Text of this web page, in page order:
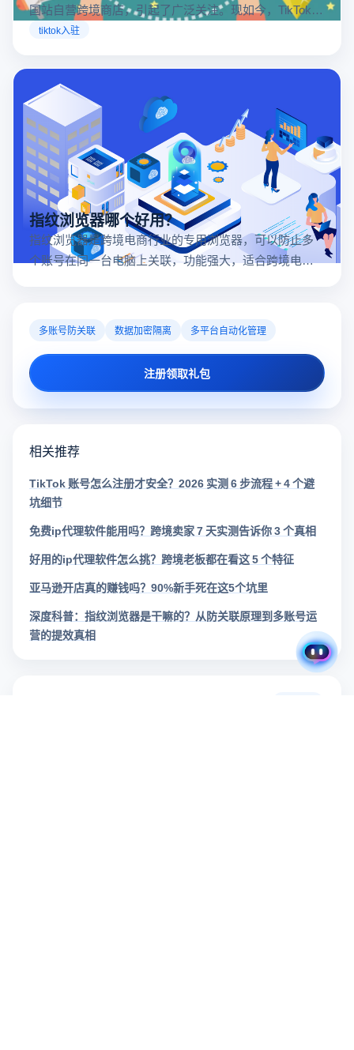
国站自营跨境商店，引起了广泛关注。现如今，TikTok商
店已覆盖美国、英国及东南亚地区，因此了解官方网站
tiktok入驻
指纹浏览器哪个好用？
指纹浏览器是跨境电商行业的专用浏览器，可以防止多
个账号在同一台电脑上关联，功能强大，适合跨境电商
多账号防关联 数据加密隔离 多平台自动化管理
注册领取礼包
相关推荐
TikTok 账号怎么注册才安全？2026 实测 6 步流程 + 4 个避
坑细节
免费ip代理软件能用吗？跨境卖家 7 天实测告诉你 3 个真相
好用的ip代理软件怎么挑？跨境老板都在看这 5 个特征
亚马逊开店真的赚钱吗？90%新手死在这5个坑里
深度科普：指纹浏览器是干嘛的？从防关联原理到多账号运
营的提效真相